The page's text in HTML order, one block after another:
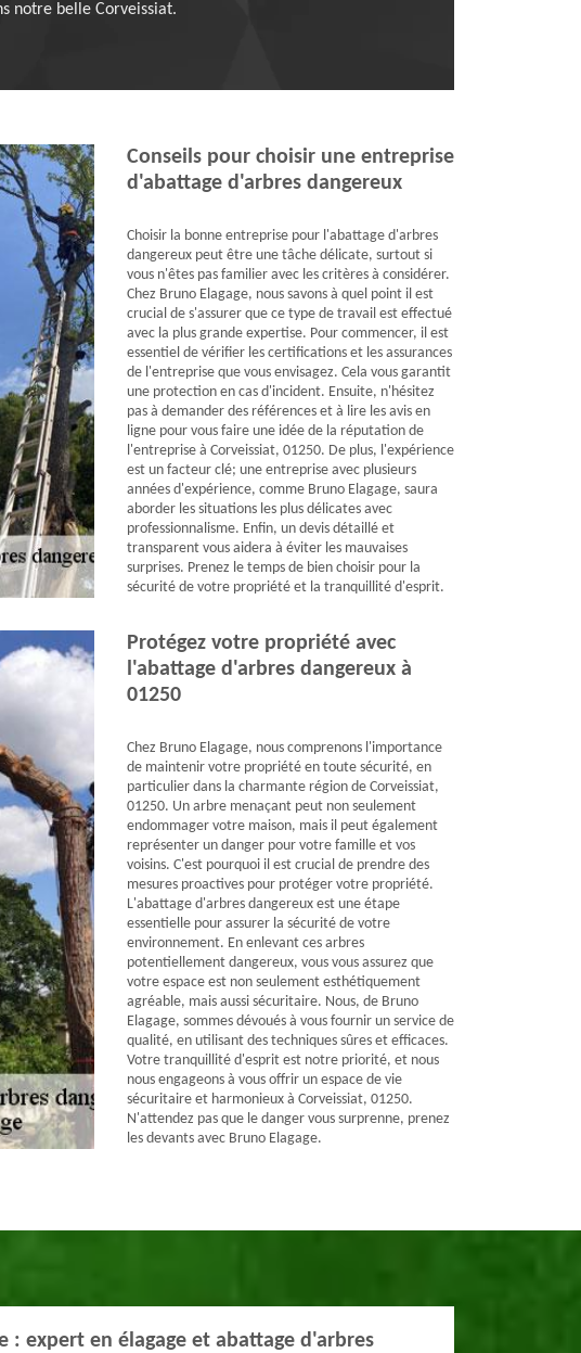
notre belle Corveissiat.
Conseils pour choisir une entreprise
d'abattage d'arbres dangereux
Choisir la bonne entreprise pour l'abattage d'arbres
dangereux peut être une tâche délicate, surtout si
vous n'êtes pas familier avec les critères à considérer.
Chez Bruno Elagage, nous savons à quel point il est
crucial de s'assurer que ce type de travail est effectué
avec la plus grande expertise. Pour commencer, il est
essentiel de vérifier les certifications et les assurances
de l'entreprise que vous envisagez. Cela vous garantit
une protection en cas d'incident. Ensuite, n'hésitez
pas à demander des références et à lire les avis en
ligne pour vous faire une idée de la réputation de
l'entreprise à Corveissiat, 01250. De plus, l'expérience
est un facteur clé; une entreprise avec plusieurs
années d'expérience, comme Bruno Elagage, saura
aborder les situations les plus délicates avec
professionnalisme. Enfin, un devis détaillé et
transparent vous aidera à éviter les mauvaises
surprises. Prenez le temps de bien choisir pour la
sécurité de votre propriété et la tranquillité d'esprit.
Protégez votre propriété avec
l'abattage d'arbres dangereux à
01250
Chez Bruno Elagage, nous comprenons l'importance
de maintenir votre propriété en toute sécurité, en
particulier dans la charmante région de Corveissiat,
01250. Un arbre menaçant peut non seulement
endommager votre maison, mais il peut également
représenter un danger pour votre famille et vos
voisins. C'est pourquoi il est crucial de prendre des
mesures proactives pour protéger votre propriété.
L'abattage d'arbres dangereux est une étape
essentielle pour assurer la sécurité de votre
environnement. En enlevant ces arbres
potentiellement dangereux, vous vous assurez que
votre espace est non seulement esthétiquement
agréable, mais aussi sécuritaire. Nous, de Bruno
Elagage, sommes dévoués à vous fournir un service de
qualité, en utilisant des techniques sûres et efficaces.
Votre tranquillité d'esprit est notre priorité, et nous
nous engageons à vous offrir un espace de vie
sécuritaire et harmonieux à Corveissiat, 01250.
N'attendez pas que le danger vous surprenne, prenez
les devants avec Bruno Elagage.
: expert en élagage et abattage d'arbres